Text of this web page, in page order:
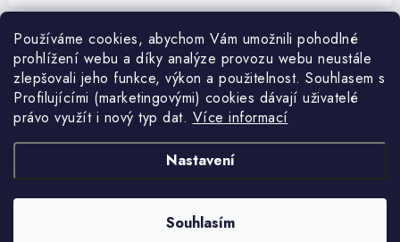
Používáme cookies, abychom Vám umožnili pohodlné
prohlížení webu a díky analýze provozu webu neustále
zlepšovali jeho funkce, výkon a použitelnost. Souhlasem s
Profilujícími (marketingovými) cookies dávají uživatelé
právo využít i nový typ dat. Více informací
Nastavení
Souhlasím
Z
Informace pro vás
Kontakty
Jak nakupovat
Podmínky ochrany osobních údajů
Facebook
Přijímáme online platby
Vytvořil Shoptet
Copyright 2026VANITY.cz. Všechna práva vyhrazena.